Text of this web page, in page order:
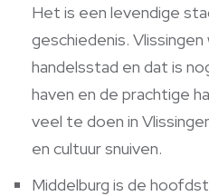
Het is een levendige
geschiedenis.
handelsstad en dat is
haven en de prachtige
veel te doen in
en cultuur snuiven.
Middelburg is de